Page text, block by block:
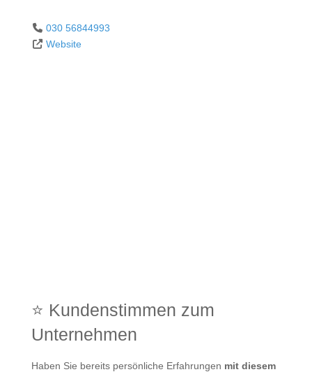
030 56844993
Website
⭐ Kundenstimmen zum
Unternehmen
Haben Sie bereits persönliche Erfahrungen mit diesem